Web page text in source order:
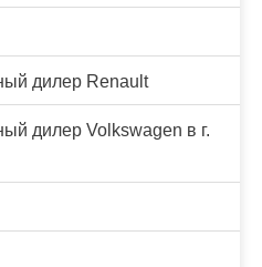
дилер Renault
дилер Volkswagen в г.